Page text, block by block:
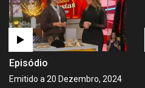
Episódio
Emitido a 20 Dezembro, 2024